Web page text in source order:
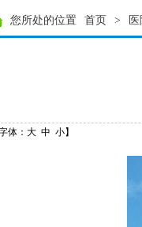
体： 大 中 小】
您所处的位置 首页 >